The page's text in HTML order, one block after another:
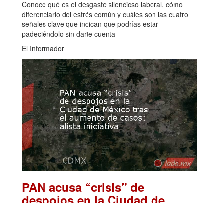
Conoce qué es el desgaste silencioso laboral, cómo
diferenciarlo del estrés común y cuáles son las cuatro
señales clave que indican que podrías estar
padeciéndolo sin darte cuenta
El Informador
PAN acusa “crisis” de